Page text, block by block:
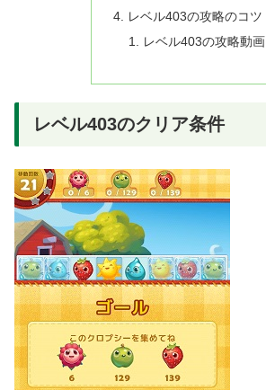
レベル403の攻略のコツ
レベル403の攻略動画
レベル403のクリア条件